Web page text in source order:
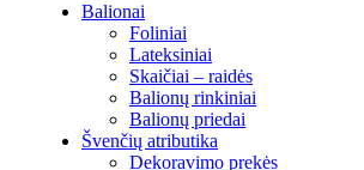
Balionai
Foliniai
Lateksiniai
Skaičiai – raidės
Balionų rinkiniai
Balionų priedai
Švenčių atributika
Dekoravimo prekės